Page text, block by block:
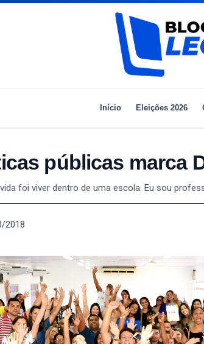
Início Eleições 2026
públicas marca
foi viver dentro de uma escola. Eu sou
2018